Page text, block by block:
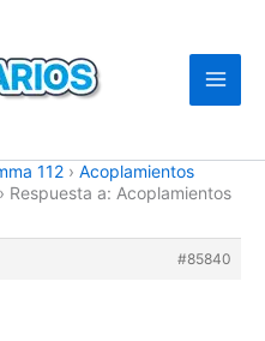
112 › Acoplamientos
› Respuesta a: Acoplamientos
#85840